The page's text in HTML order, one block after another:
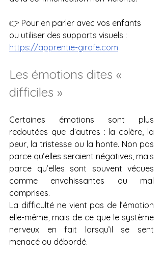
👉 Pour en parler avec vos enfants
ou utiliser des supports visuels :
https://apprentie-girafe.com
Les émotions dites «
difficiles »
Certaines émotions sont plus
redoutées que d’autres : la colère, la
peur, la tristesse ou la honte. Non pas
parce qu’elles seraient négatives, mais
parce qu’elles sont souvent vécues
comme envahissantes ou mal
comprises.
La difficulté ne vient pas de l’émotion
elle-même, mais de ce que le système
nerveux en fait lorsqu’il se sent
menacé ou débordé.